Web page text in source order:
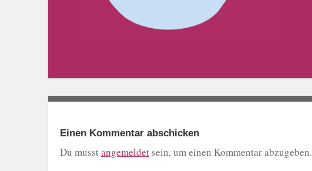
Einen Kommentar abschicken
Du musstangemeldet sein, um einen Kommentar abzugeben.